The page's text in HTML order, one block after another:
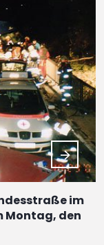
im
Montag, den